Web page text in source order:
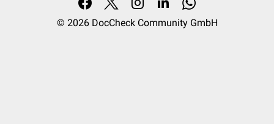
© 2026 DocCheck Community GmbH